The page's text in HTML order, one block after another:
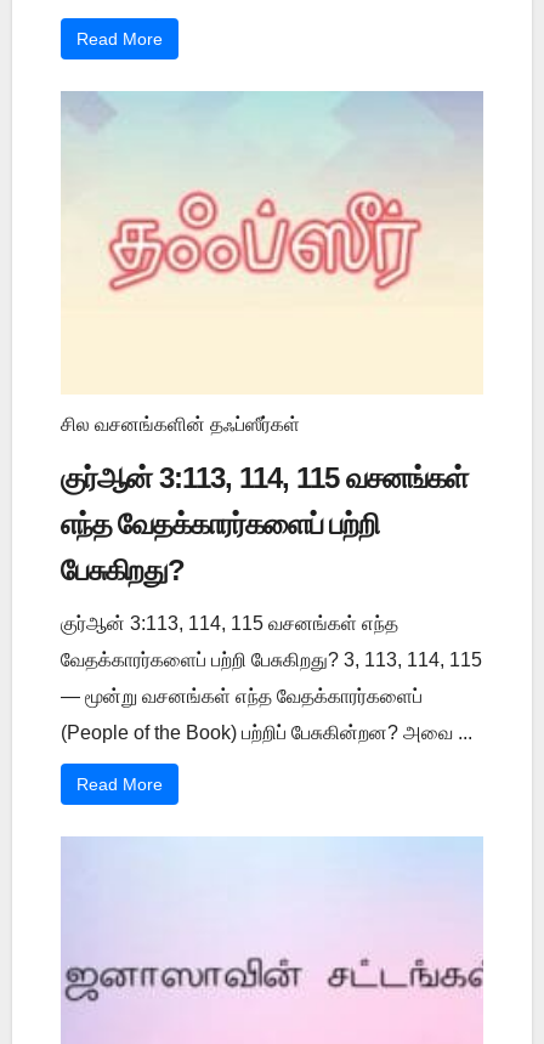
Read More
சில வசனங்களின் தஃப்ஸீர்கள்
குர்ஆன் 3:113, 114, 115 வசனங்கள்
எந்த வேதக்காரர்களைப் பற்றி
பேசுகிறது?
குர்ஆன் 3:113, 114, 115 வசனங்கள் எந்த
வேதக்காரர்களைப் பற்றி பேசுகிறது? 3, 113, 114, 115
— மூன்று வசனங்கள் எந்த வேதக்காரர்களைப்
(People of the Book) பற்றிப் பேசுகின்றன? அவை ...
Read More